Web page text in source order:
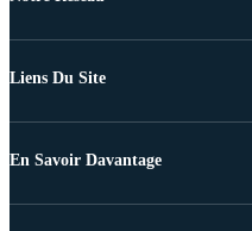
Liens Du Site
En Savoir Davantage